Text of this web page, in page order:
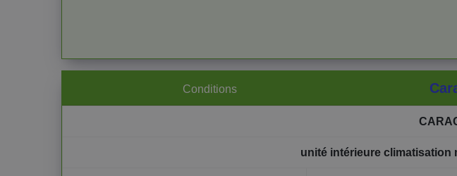
Conditions
unité intérieure climatisation